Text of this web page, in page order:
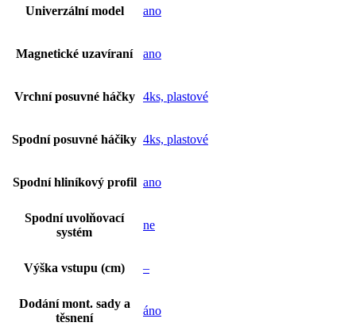
Univerzální model ano
Magnetické uzavíraní ano
Vrchní posuvné háčky 4ks, plastové
Spodní posuvné háčiky 4ks, plastové
Spodní hliníkový profil ano
Spodní uvolňovací
systém
ne
Výška vstupu (cm) –
Dodání mont. sady a
těsnení
áno